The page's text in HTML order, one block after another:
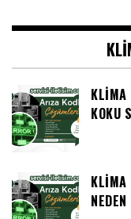
KLIMA
KOKU
KLIMA